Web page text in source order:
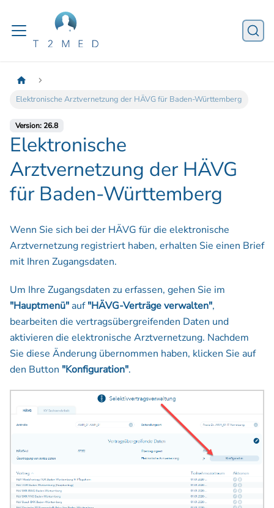
Elektronische Arztvernetzung der HÄVG für Baden-Württemberg
Version: 26.8
Elektronische
Arztvernetzung der HÄVG
für Baden-Württemberg
Wenn Sie sich bei der HÄVG für die elektronische
Arztvernetzung registriert haben, erhalten Sie einen Brief
mit Ihren Zugangsdaten.
Um Ihre Zugangsdaten zu erfassen, gehen Sie im
"Hauptmenü" auf"HÄVG-Verträge verwalten",
bearbeiten die vertragsübergreifenden Daten und
aktivieren die elektronische Arztvernetzung. Nachdem
Sie diese Änderung übernommen haben, klicken Sie auf
den Button "Konfiguration".